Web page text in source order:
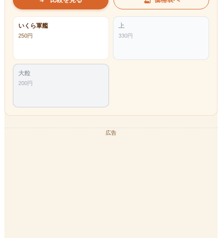
いくら軍艦
250円
上
330円
大粒
200円
広告